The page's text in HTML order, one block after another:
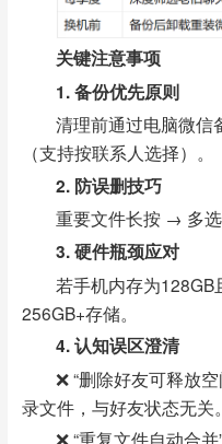
关键注意事项
1. 备份优先原则
清理前通过电脑微信
（支持按联系人选择）。
2. 防误删技巧
重要文件长按 → 多选
3. 硬件瓶颈应对
若手机内存为
256GB+存储。
4. 认知误区澄清
❌ “删除好友可释放
录文件，与好友状态无关。
❌ “重复文件自动合